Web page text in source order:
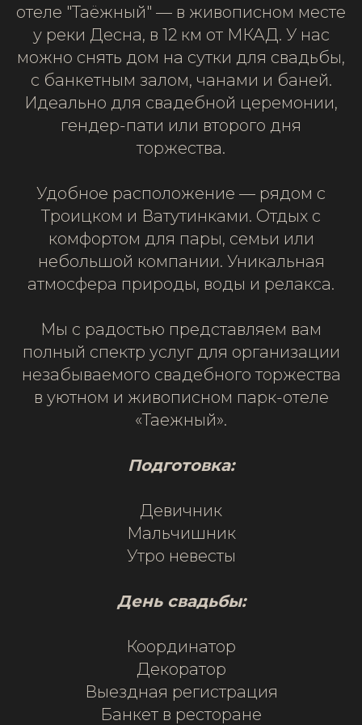
отеле "Таёжный" — в живописном месте
у реки Десна, в 12 км от МКАД. У нас
можно снять дом на сутки для свадьбы,
с банкетным залом, чанами и баней.
Идеально для свадебной церемонии,
гендер-пати или второго дня
торжества.
Удобное расположение — рядом с
Троицком и Ватутинками. Отдых с
комфортом для пары, семьи или
небольшой компании. Уникальная
атмосфера природы, воды и релакса.
Мы с радостью представляем вам
полный спектр услуг для организации
незабываемого свадебного торжества
в уютном и живописном парк-отеле
«Таежный».
Подготовка:
Девичник
Мальчишник
Утро невесты
День свадьбы:
Координатор
Декоратор
Выездная регистрация
Банкет в ресторане